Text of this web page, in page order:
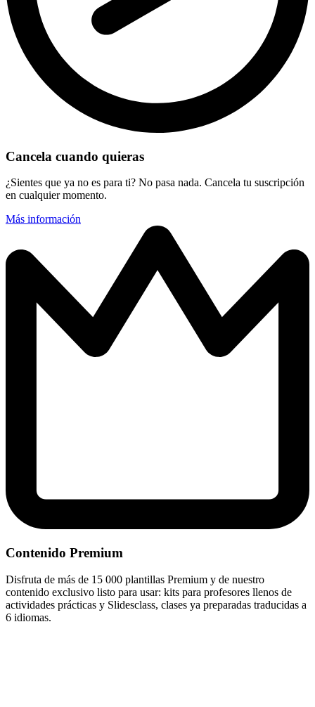
Cancela cuando quieras
¿Sientes que ya no es para ti? No pasa nada. Cancela tu suscripción
en cualquier momento.
Más información
Contenido Premium
Disfruta de más de 15 000 plantillas Premium y de nuestro
contenido exclusivo listo para usar: kits para profesores llenos de
actividades prácticas y Slidesclass, clases ya preparadas traducidas a
6 idiomas.